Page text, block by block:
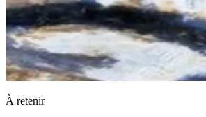
À retenir